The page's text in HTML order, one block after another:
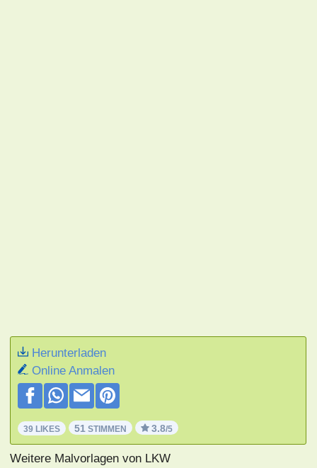
Herunterladen
Online Anmalen
39 LIKES 51 STIMMEN 3.8/5
Weitere Malvorlagen von LKW